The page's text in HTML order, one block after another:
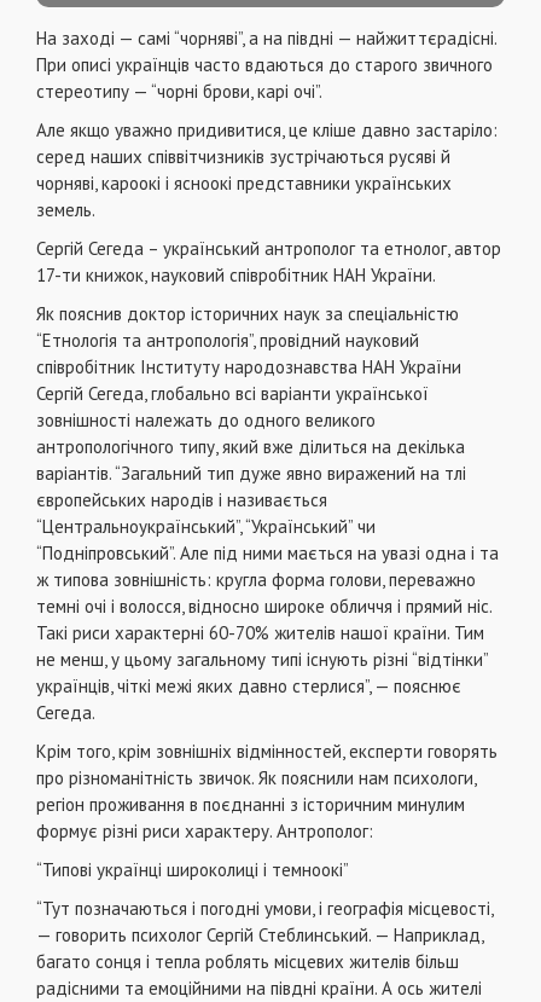
На заході — самі “чорняві”, а на півдні — найжиттєрадісні.
При описі українців часто вдаються до старого звичного
стереотипу — “чорні брови, карі очі”.
Але якщо уважно придивитися, це кліше давно застаріло:
серед наших співвітчизників зустрічаються русяві й
чорняві, кароокі і ясноокі представники українських
земель.
Сергій Сегеда – український антрополог та етнолог, автор
17-ти книжок, науковий співробітник НАН України.
Як пояснив доктор історичних наук за спеціальністю
“Етнологія та антропологія”, провідний науковий
співробітник Інституту народознавства НАН України
Сергій Сегеда, глобально всі варіанти української
зовнішності належать до одного великого
антропологічного типу, який вже ділиться на декілька
варіантів. “Загальний тип дуже явно виражений на тлі
європейських народів і називається
“Центральноукраїнський”, “Український” чи
“Подніпровський”. Але під ними мається на увазі одна і та
ж типова зовнішність: кругла форма голови, переважно
темні очі і волосся, відносно широке обличчя і прямий ніс.
Такі риси характерні 60-70% жителів нашої країни. Тим
не менш, у цьому загальному типі існують різні “відтінки”
українців, чіткі межі яких давно стерлися”, — пояснює
Сегеда.
Крім того, крім зовнішніх відмінностей, експерти говорять
про різноманітність звичок. Як пояснили нам психологи,
регіон проживання в поєднанні з історичним минулим
формує різні риси характеру. Антрополог:
“Типові українці широколиці і темноокі”
“Тут позначаються і погодні умови, і географія місцевості,
— говорить психолог Сергій Стеблинський. — Наприклад,
багато сонця і тепла роблять місцевих жителів більш
радісними та емоційними на півдні країни. А ось жителі